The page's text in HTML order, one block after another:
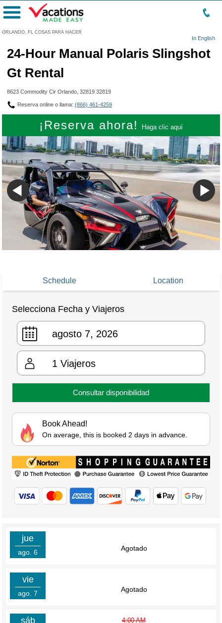
ORLANDO, FL COSAS PARA HACER
In English
Menú
24-Hour Manual Polaris Slingshot
Gt Rental
8623 Commodity Cir Orlando, 32819 32819
Reserva online o llama: (866) 461-4259
¡Reserva ahora! Haga clic aquí
Schedule Location
Selecciona Fecha y Viajeros
1 Viajeros
Consultar disponibilidad
Book Ahead!
On average, this is booked 2 days in advance.
jue
ago. 6 Agotado
vie
ago. 7 Agotado
sáb 4:00 AM